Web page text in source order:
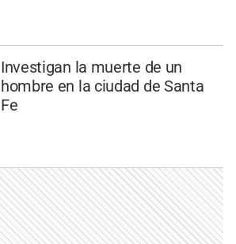
Investigan la muerte de un
hombre en la ciudad de Santa
Fe